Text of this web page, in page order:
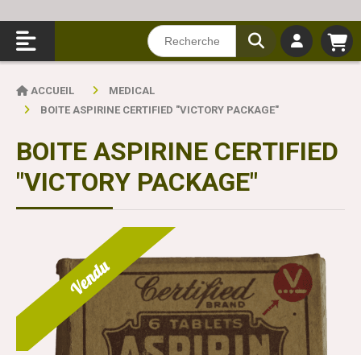
ACCUEIL
MEDICAL
BOITE ASPIRINE CERTIFIED "VICTORY PACKAGE"
BOITE ASPIRINE CERTIFIED
"VICTORY PACKAGE"
Vendu